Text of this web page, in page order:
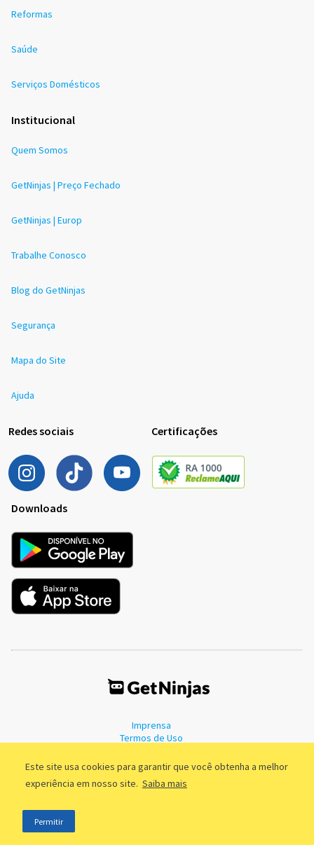
Este site usa cookies para garantir que você obtenha a melhor
experiência em nosso site. Saiba mais
Permitir
Reformas
Saúde
Serviços Domésticos
Institucional
Quem Somos
GetNinjas | Preço Fechado
GetNinjas | Europ
Trabalhe Conosco
Blog do GetNinjas
Segurança
Mapa do Site
Ajuda
Redes sociais Certificações
Downloads
Imprensa
Termos de Uso
©2011 - 2026, GetNinjas LTDA. CNPJ 55.744.877/0001-89 - Rua Dr.
Fernandes Coelho, 85 - 3º andar - São Paulo/SP - Brasil